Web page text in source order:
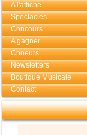
A l'affiche
Spectacles
Concours
A gagner
Choeurs
Newsletters
Boutique Musicale
Contact